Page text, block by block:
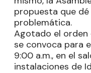
propuesta que
problemática.
Agotado el orden
se convoca para
9:00 a.m., en el
instalaciones de